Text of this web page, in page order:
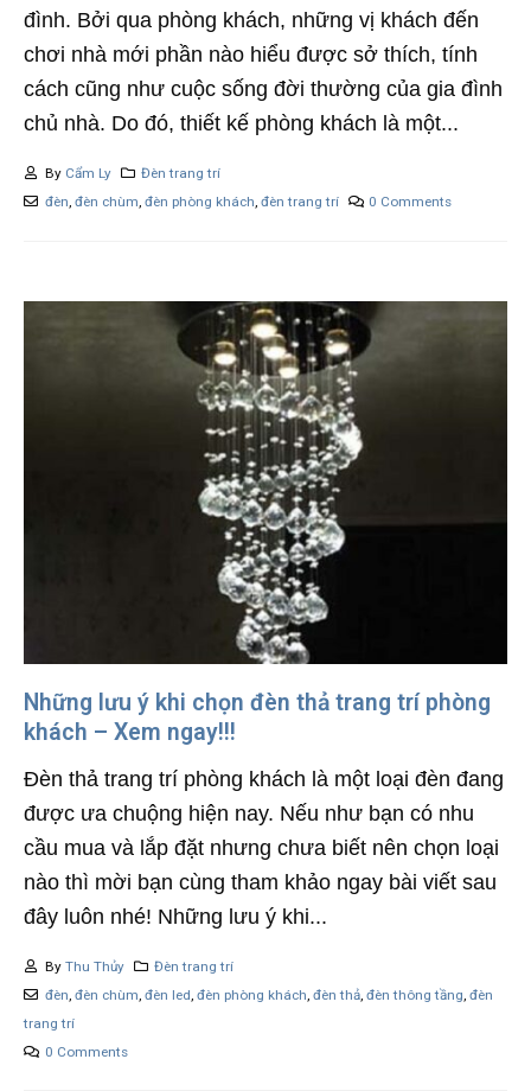
đình. Bởi qua phòng khách, những vị khách đến
chơi nhà mới phần nào hiểu được sở thích, tính
cách cũng như cuộc sống đời thường của gia đình
chủ nhà. Do đó, thiết kế phòng khách là một...
By Cẩm Ly
Đèn trang trí
đèn, đèn chùm, đèn phòng khách, đèn trang trí 0 Comments
Những lưu ý khi chọn đèn thả trang trí phòng
khách – Xem ngay!!!
Đèn thả trang trí phòng khách là một loại đèn đang
được ưa chuộng hiện nay. Nếu như bạn có nhu
cầu mua và lắp đặt nhưng chưa biết nên chọn loại
nào thì mời bạn cùng tham khảo ngay bài viết sau
đây luôn nhé! Những lưu ý khi...
By Thu Thủy
Đèn trang trí
đèn đèn chùm đèn led đèn phòng khách đèn thả, đèn thông tầng đèn
trang trí
0 Comments